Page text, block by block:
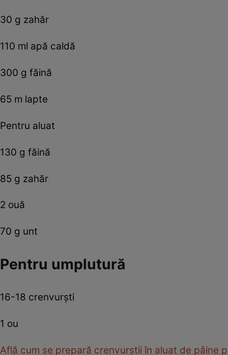
30 g zahăr
110 ml apă caldă
300 g făină
65 m lapte
Pentru aluat
130 g făină
85 g zahăr
2 ouă
70 g unt
Pentru umplutură
16-18 crenvurşti
1 ou
Află cum se prepară crenvurştii în aluat de pâine